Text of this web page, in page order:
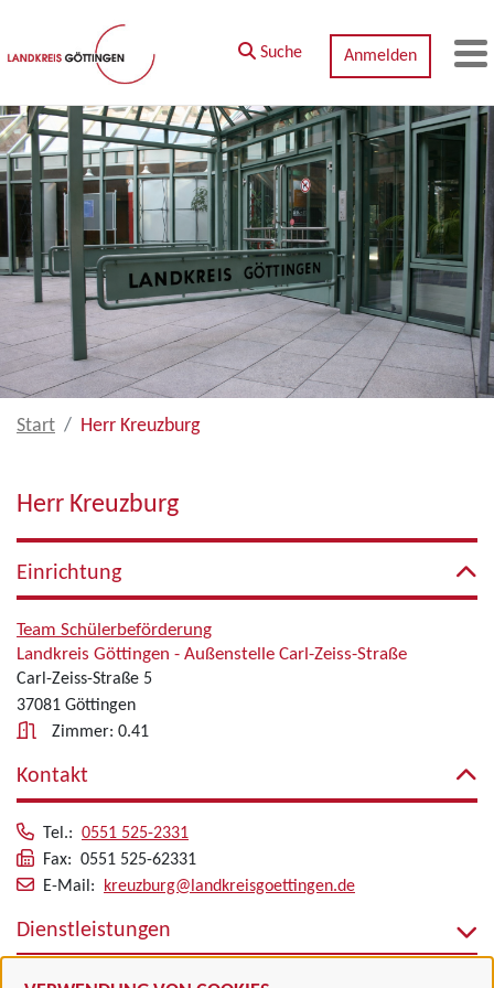
Zum Hauptinhalt springen
Suche Anmelden
Start Herr Kreuzburg
Herr Kreuzburg
Einrichtung
Team Schülerbeförderung
Landkreis Göttingen - Außenstelle Carl-Zeiss-Straße
Carl-Zeiss-Straße 5
37081 Göttingen
Zimmer: 0.41
Kontakt
Tel.: 0551 525-2331
Fax: 0551 525-62331
E-Mail:
kreuzburg@landkreisgoettingen.de
Dienstleistungen